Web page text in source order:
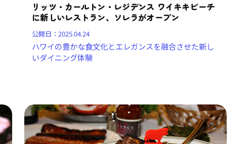
リッツ・カールトン・レジデンス ワイキキビーチ
に新しいレストラン、ソレラがオープン
公開日：2025.04.24
ハワイの豊かな食文化とエレガンスを融合させた新し
いダイニング体験